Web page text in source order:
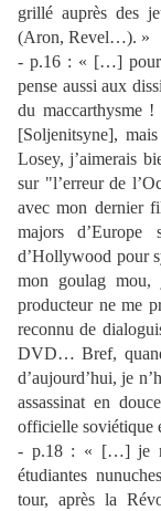
grillé auprès des
(Aron, Revel…). »
- p.16 : « […] pour
pense aussi aux
du maccarthysme
[Soljenitsyne],
Losey, j’aimerais
sur "l’erreur de
avec mon dernier
majors
d’Hollywood pour
mon goulag mou,
producteur ne me
reconnu de
DVD… Bref,
d’aujourd’hui, je
assassinat en
officielle soviétique
- p.18 : « […] je
étudiantes
tour, après la